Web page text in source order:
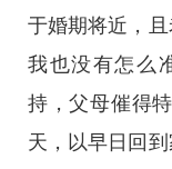
于婚期将近，
我也没有怎么
持，父母催得
天，以早日回